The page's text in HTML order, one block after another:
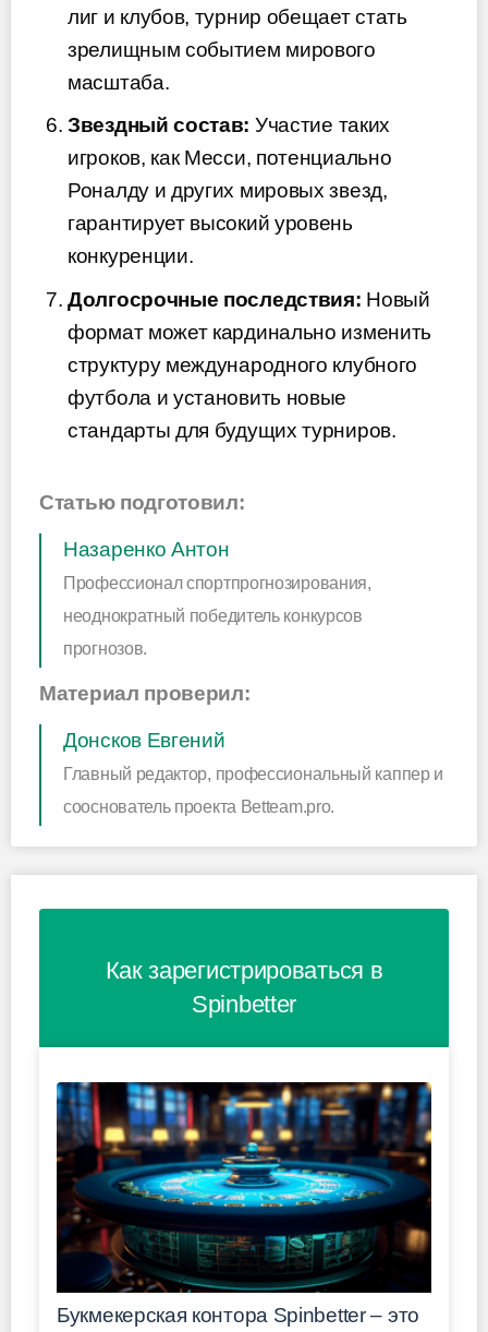
лиг и клубов, турнир обещает стать
зрелищным событием мирового
масштаба.
Звездный состав: Участие таких
игроков, как Месси, потенциально
Роналду и других мировых звезд,
гарантирует высокий уровень
конкуренции.
Долгосрочные последствия: Новый
формат может кардинально изменить
структуру международного клубного
футбола и установить новые
стандарты для будущих турниров.
Статью подготовил:
Назаренко Антон
Профессионал спортпрогнозирования,
неоднократный победитель конкурсов
прогнозов.
Материал проверил:
Донсков Евгений
Главный редактор, профессиональный каппер и
сооснователь проекта Betteam.pro.
Как зарегистрироваться в
Spinbetter
Букмекерская контора Spinbetter – это